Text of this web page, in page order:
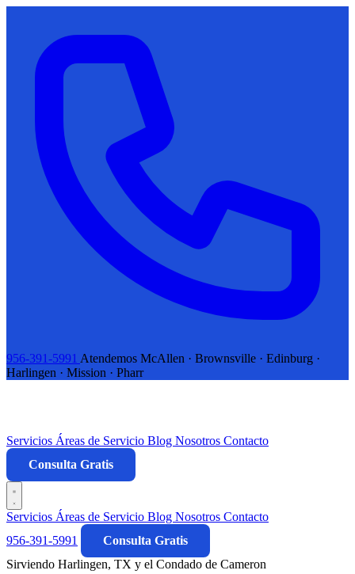
956-391-5991 Atendemos McAllen · Brownsville · Edinburg ·
Harlingen · Mission · Pharr
Servicios Áreas de Servicio Blog Nosotros Contacto
Consulta Gratis
Servicios Áreas de Servicio Blog Nosotros Contacto
956-391-5991
Consulta Gratis
Sirviendo Harlingen, TX y el Condado de Cameron